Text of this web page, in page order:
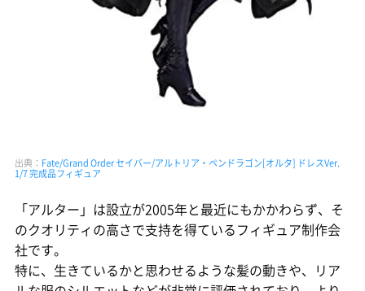
出典： Fate/Grand Order セイバー/アルトリア・ペンドラゴン[オルタ] ドレスVer.
1/7 完成品フィギュア
「アルター」は設立が2005年と最近にもかかわらず、そ
のクオリティの高さで支持を得ているフィギュア制作会
社です。
特に、生きているかと思わせるような髪の動きや、リア